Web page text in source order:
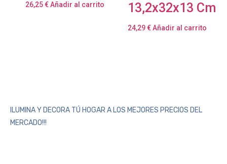
26,25€Añadir al carrito
13,2x32x13 Cm
24,29€ Añadir al carrito
ILUMINA Y DECORA TÚ HOGAR A LOS MEJORES PRECIOS DEL
MERCADO!!!